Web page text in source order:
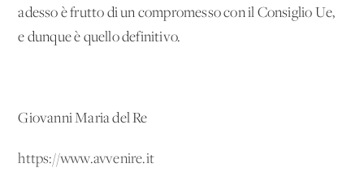
adesso è frutto di un compromesso con il Consiglio Ue,
e dunque è quello definitivo.
Giovanni Maria del Re
https://www.avvenire.it